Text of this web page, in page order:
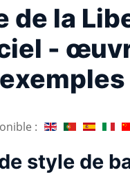
de la
-
:
style de